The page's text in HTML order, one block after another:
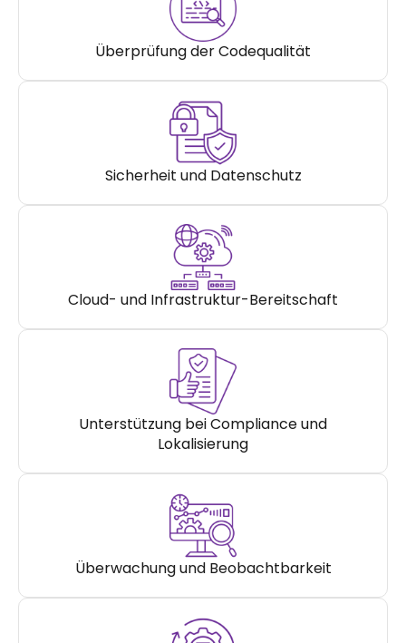
Überprüfung der Codequalität
Sicherheit und Datenschutz
Cloud- und Infrastruktur-Bereitschaft
Unterstützung bei Compliance und
Lokalisierung
Überwachung und Beobachtbarkeit